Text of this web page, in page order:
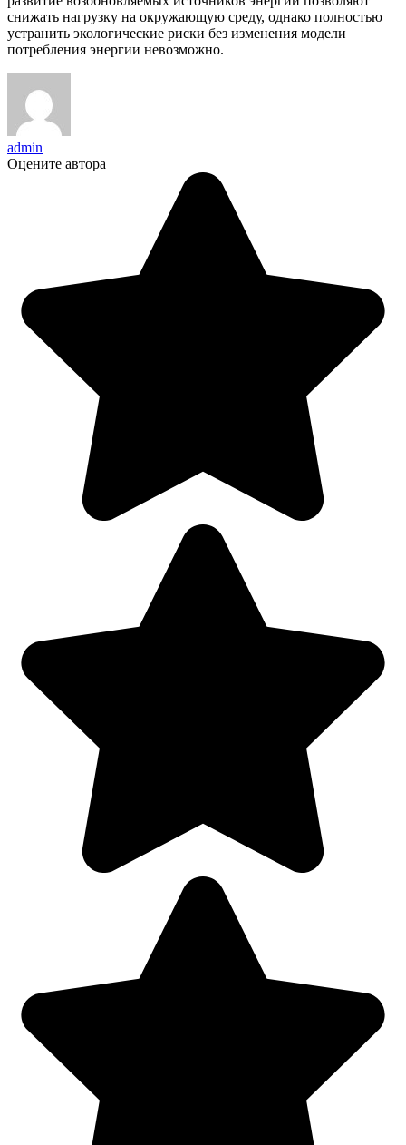
снижать нагрузку на окружающую среду, однако полностью
устранить экологические риски без изменения модели
потребления энергии невозможно.
admin
Оцените автора